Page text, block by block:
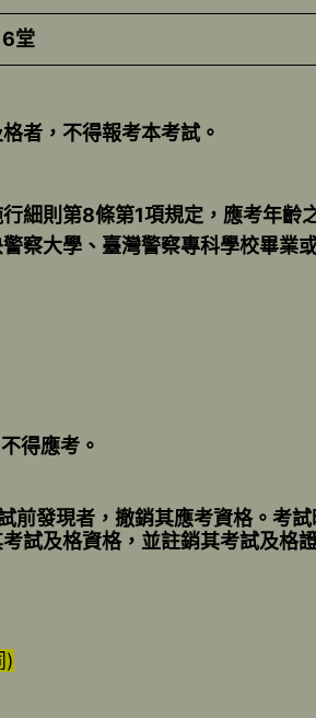
6堂
者，不得報考本考試。
細則第8條第1項規定，應考年
察大學、臺灣警察專科學校畢
得應考。
發現者，撤銷其應考資格。考
試及格資格，並註銷其考試及
)